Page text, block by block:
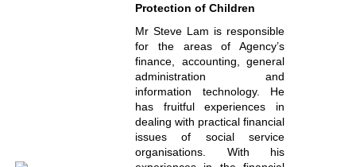
Protection of Children
Mr Steve Lam is responsible
for the areas of Agency’s
finance, accounting, general
administration and
information technology. He
has fruitful experiences in
dealing with practical financial
issues of social service
organisations. With his